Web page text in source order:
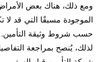
ومع ذلك، هناك بعض
الموجودة مسبقًا التي قد
حسب شروط وثيقة التأمين.
لذلك، يُنصح بمراجعة